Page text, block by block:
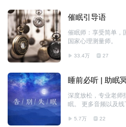
催眠引导语
催眠师：享受简单，
国家心理测量师。
33.4万 27
睡前必听 | 助眠
深度放松，专业老师
眠。 更多音频以及线
5.7万 22